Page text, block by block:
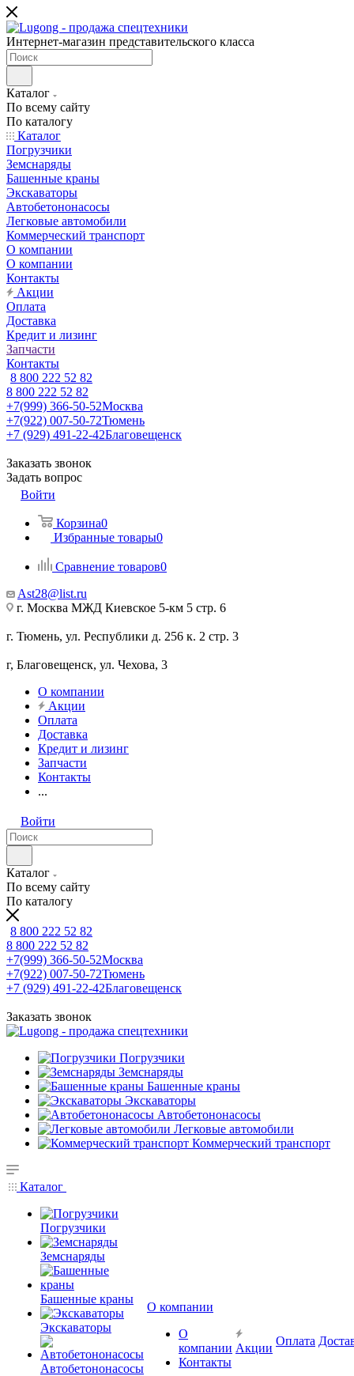
Интернет-магазин представительского класса
Каталог
По всему сайту
По каталогу
Каталог
Погрузчики
Земснаряды
Башенные краны
Экскаваторы
Автобетононасосы
Легковые автомобили
Коммерческий транспорт
О компании
О компании
Контакты
Акции
Оплата
Доставка
Кредит и лизинг
Запчасти
Контакты
8 800 222 52 82
8 800 222 52 82
+7(999) 366-50-52Москва
+7(922) 007-50-72Тюмень
+7 (929) 491-22-42Благовещенск
Заказать звонок
Задать вопрос
Войти
Корзина0
Избранные товары0
Сравнение товаров0
Ast28@list.ru
г. Москва МЖД Киевское 5-км 5 стр. 6
г. Тюмень, ул. Республики д. 256 к. 2 стр. 3
г, Благовещенск, ул. Чехова, 3
О компании
Акции
Оплата
Доставка
Кредит и лизинг
Запчасти
Контакты
...
Войти
Каталог
По всему сайту
По каталогу
8 800 222 52 82
8 800 222 52 82
+7(999) 366-50-52Москва
+7(922) 007-50-72Тюмень
+7 (929) 491-22-42Благовещенск
Заказать звонок
Погрузчики
Земснаряды
Башенные краны
Экскаваторы
Автобетононасосы
Легковые автомобили
Коммерческий транспорт
Каталог
Погрузчики
Земснаряды
Башенные краны
Экскаваторы
Автобетононасосы
О компании
О
компании
Контакты
Акции
Оплата